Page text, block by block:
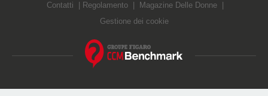
Contatti
Regolamento
Magazine Delle Donne
Gestione dei cookie